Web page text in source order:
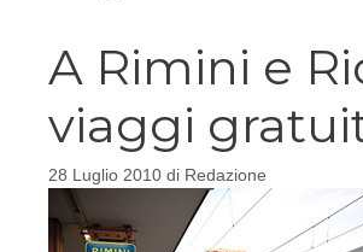
A Rimini e
viaggi
28 Luglio 2010 di Redazione